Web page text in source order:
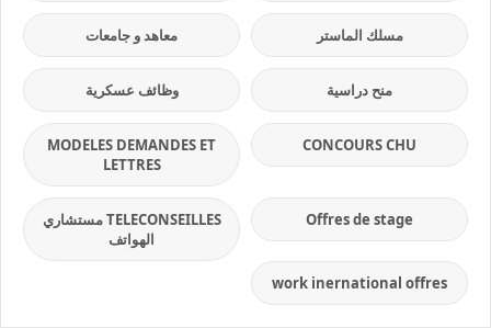
مسلك الماستر معاهد و جامعات
منح دراسية وظائف عسكرية
CONCOURS CHU
MODELES DEMANDES ET
LETTRES
Offres de stage
TELECONSEILLES مستشاري
الهواتف
work inernational offres